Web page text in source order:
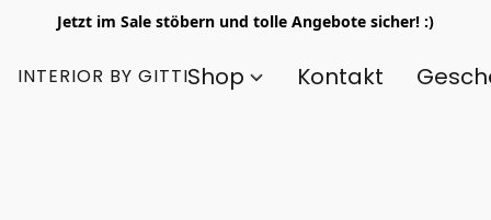
Jetzt im Sale stöbern und tolle Angebote sicher! :)
INTERIOR BY GITTIShop Kontakt